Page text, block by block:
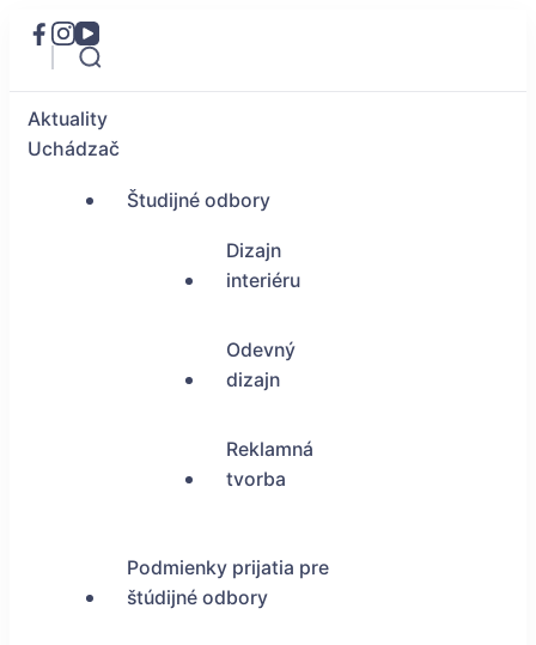
Aktuality
Uchádzač
Študijné odbory
Dizajn
interiéru
Odevný
dizajn
Reklamná
tvorba
Podmienky prijatia pre
štúdijné odbory